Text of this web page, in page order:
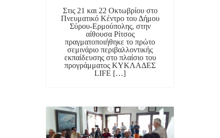
Στις 21 και 22 Οκτωβρίου στο
Πνευματικό Κέντρο του Δήμου
Σύρου-Ερμούπολης, στην
αίθουσα Ρίτσος
πραγματοποιήθηκε το πρώτο
σεμινάριο περιβαλλοντικής
εκπαίδευσης στο πλαίσιο του
προγράμματος ΚΥΚΛΑΔΕΣ
LIFE […]